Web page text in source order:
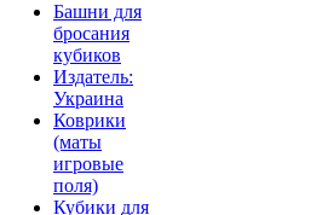
Башни для
бросания
кубиков
Издатель:
Украина
Коврики
(маты
игровые
поля)
Кубики для